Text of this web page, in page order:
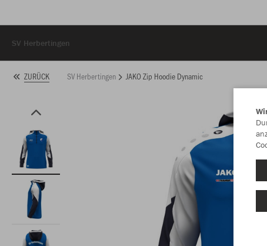
SV Herbertingen
ZURÜCK SV Herbertingen JAKO Zip Hoodie Dynamic